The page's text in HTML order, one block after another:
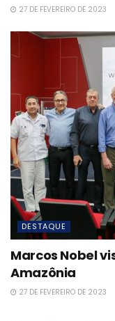
27 DE FEVEREIRO DE 2023
DESTAQUE
Marcos Nobel
Amazônia
27 DE FEVEREIRO DE 2023